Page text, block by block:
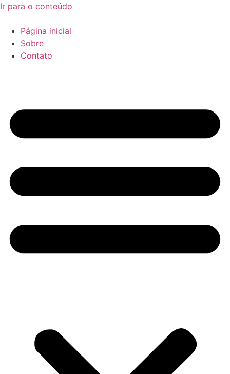
Ir para o conteúdo
Página inicial
Sobre
Contato